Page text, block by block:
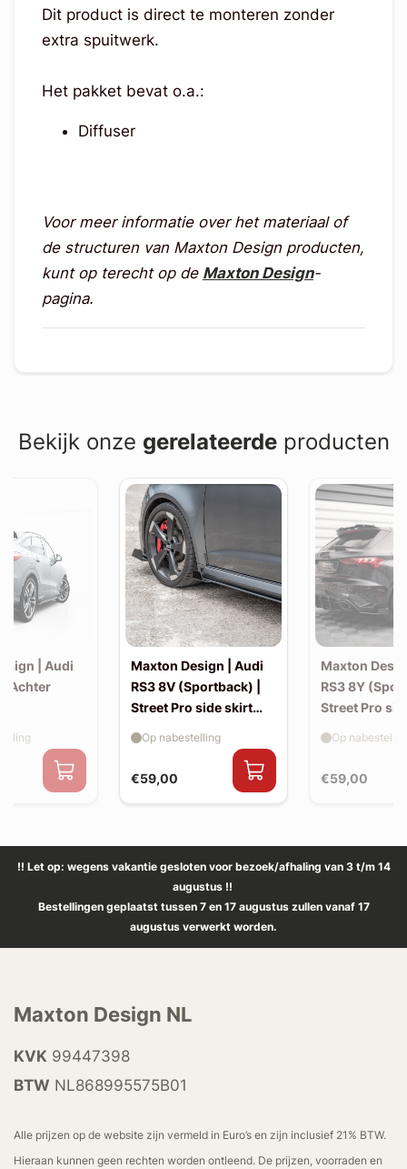
Dit product is direct te monteren zonder
extra spuitwerk.
Het pakket bevat o.a.:
Diffuser
Voor meer informatie over het materiaal of
de structuren van Maxton Design producten,
kunt op terecht op de Maxton Design-
pagina.
Bekijk onze gerelateerdeproducten
| Audi
| Achter
Maxton Design | Audi
RS3 8V (Sportback) |
Street Pro side skirt
€59,00
Op nabestelling
Maxton
RS3 8Y
Street Pro
€59,00
Op
!! Let op: wegens vakantie gesloten voor bezoek/afhaling van 3 t/m 14
augustus !!
Bestellingen geplaatst tussen 7 en 17 augustus zullen vanaf 17
augustus verwerkt worden.
Maxton Design NL
KVK 99447398
BTW NL868995575B01
Alle prijzen op de website zijn vermeld in Euro’s en zijn inclusief 21% BTW.
Hieraan kunnen geen rechten worden ontleend. De prijzen, voorraden en